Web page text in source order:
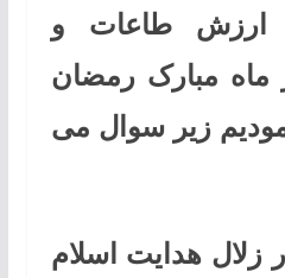
ارزش طاعات و
ماه مبارک رمضان
زیر سوال می
زلال هدایت اسلام